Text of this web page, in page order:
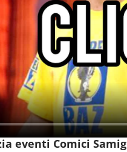
eventi Comici